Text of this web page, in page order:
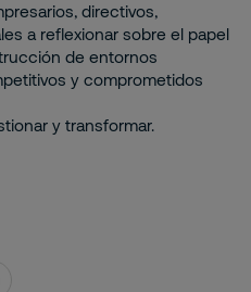
directivos,
a reflexionar sobre el papel
de entornos
y comprometidos
y transformar.